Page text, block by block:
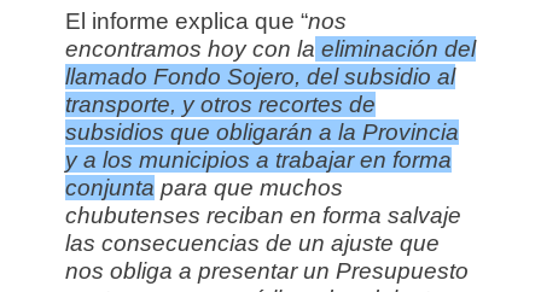
El informe explica que “nos
encontramos hoy con la eliminación del
llamado Fondo Sojero, del subsidio al
transporte, y otros recortes de
subsidios que obligarán a la Provincia
y a los municipios a trabajar en forma
conjunta para que muchos
chubutenses reciban en forma salvaje
las consecuencias de un ajuste que
nos obliga a presentar un Presupuesto